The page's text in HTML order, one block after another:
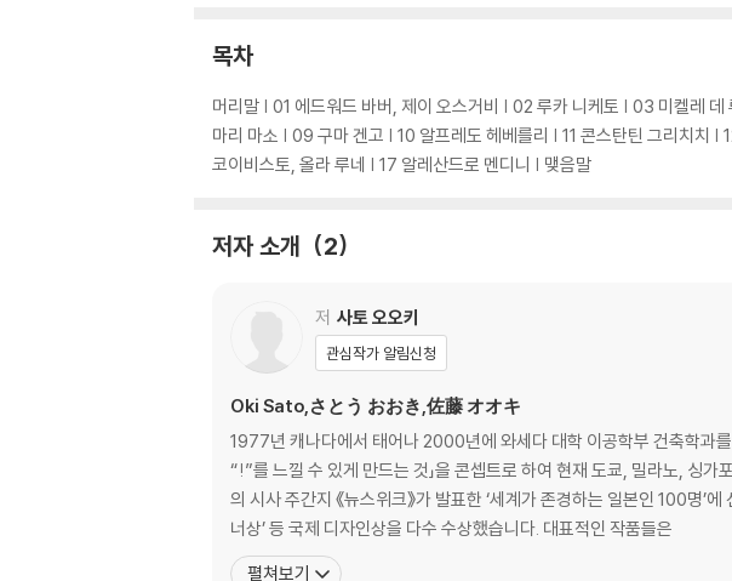
목차
머리말 | 01 에드워드 바버, 제이 오스거비 | 02 루카 니케토 | 03 미켈레
마리 마소 | 09 구마 겐고 | 10 알프레도 헤베를리 | 11 콘스탄틴 그리치치
코이비스토, 올라 루네 | 17 알레산드로 멘디니 | 맺음말
저자 소개 2
저 사토 오오키
관심작가 알림신청
Oki Sato,さとう おおき,佐藤 オオキ
1977년 캐나다에서 태어나 2000년에 와세다 대학 이공학부 건축학과
“!”를 느낄 수 있게 만드는 것」을 콘셉트로 하여 현재 도쿄, 밀라노, 싱
의 시사 주간지 《뉴스위크》가 발표한 ‘세계가 존경하는 일본인 100명’
너상’ 등 국제 디자인상을 다수 수상했습니다. 대표적인 작품들은
펼쳐보기